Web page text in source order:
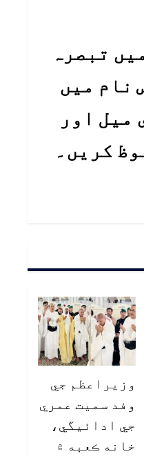
تبصرہ
نام میں
میل اور
کریں۔
وزيراعظم جي
وفد سميت عمري
جي ادائيگي،
خانه ڪعبه ۾